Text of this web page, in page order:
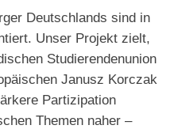
Deutschlands sind in
Unser Projekt zielt,
Studierendenunion
Janusz Korczak
Partizipation
Themen naher –